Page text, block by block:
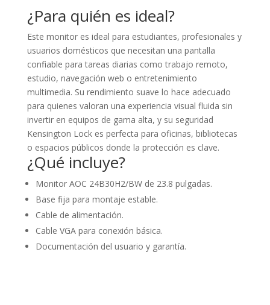
¿Para quién es ideal?
Este monitor es ideal para estudiantes, profesionales y
usuarios domésticos que necesitan una pantalla
confiable para tareas diarias como trabajo remoto,
estudio, navegación web o entretenimiento
multimedia. Su rendimiento suave lo hace adecuado
para quienes valoran una experiencia visual fluida sin
invertir en equipos de gama alta, y su seguridad
Kensington Lock es perfecta para oficinas, bibliotecas
o espacios públicos donde la protección es clave.
¿Qué incluye?
Monitor AOC 24B30H2/BW de 23.8 pulgadas.
Base fija para montaje estable.
Cable de alimentación.
Cable VGA para conexión básica.
Documentación del usuario y garantía.